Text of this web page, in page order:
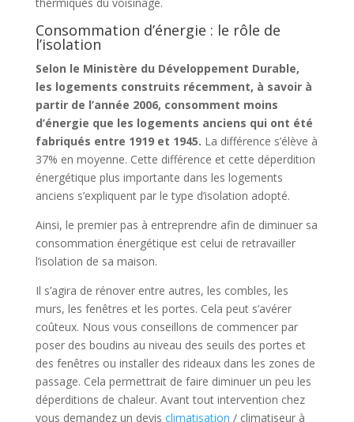
Consommation d’énergie : le rôle de
l’isolation
Selon le Ministère du Développement Durable,
les logements construits récemment, à savoir à
partir de l’année 2006, consomment moins
d’énergie que les logements anciens qui ont été
fabriqués entre 1919 et 1945. La différence s’élève à
37% en moyenne. Cette différence et cette déperdition
énergétique plus importante dans les logements
anciens s’expliquent par le type d’isolation adopté.
Ainsi, le premier pas à entreprendre afin de diminuer sa
consommation énergétique est celui de retravailler
l’isolation de sa maison.
Il s’agira de rénover entre autres, les combles, les
murs, les fenêtres et les portes. Cela peut s’avérer
coûteux. Nous vous conseillons de commencer par
poser des boudins au niveau des seuils des portes et
des fenêtres ou installer des rideaux dans les zones de
passage. Cela permettrait de faire diminuer un peu les
déperditions de chaleur. Avant tout intervention chez
vous demandez un devis climatisation / climatiseur à